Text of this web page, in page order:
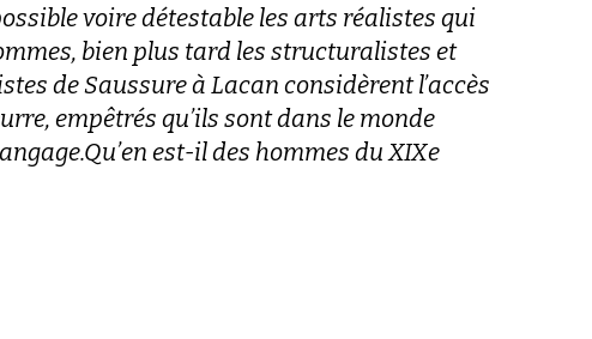
voire détestable les arts réalistes qui
bien plus tard les structuralistes et
de Saussure à Lacan considèrent l’accès
empêtrés qu’ils sont dans le monde
est-il des hommes du XIXe